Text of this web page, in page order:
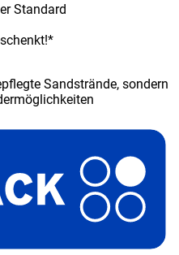
Standard
Sandstrände, sondern